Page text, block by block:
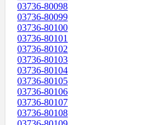
03736-80098
03736-80099
03736-80100
03736-80101
03736-80102
03736-80103
03736-80104
03736-80105
03736-80106
03736-80107
03736-80108